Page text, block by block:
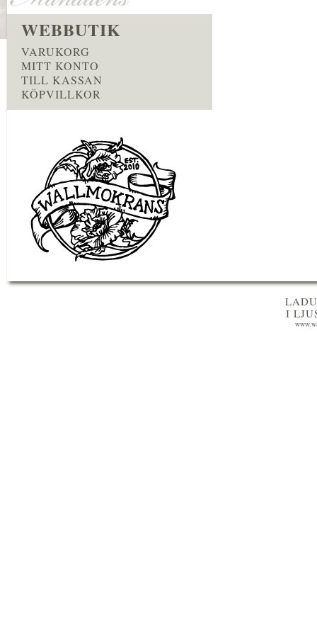
WEBBUTIK
VARUKORG
MITT KONTO
TILL KASSAN
KÖPVILLKOR
I